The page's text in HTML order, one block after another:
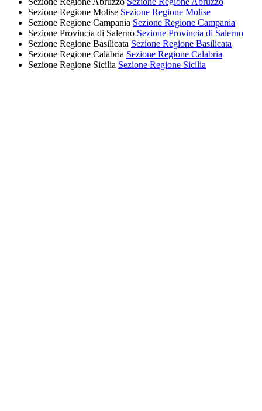
Sezione Regione Molise Sezione Regione Molise
Sezione Regione Campania Sezione Regione Campania
Sezione Provincia di Salerno Sezione Provincia di Salerno
Sezione Regione Basilicata Sezione Regione Basilicata
Sezione Regione Calabria Sezione Regione Calabria
Sezione Regione Sicilia Sezione Regione Sicilia